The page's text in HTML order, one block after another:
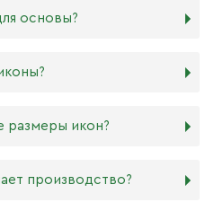
основы?
трёх разных видах досок:
стружечная плита —
самостоятельно выбрать
тому, какого размера
на него.
размеры икон?
производство?